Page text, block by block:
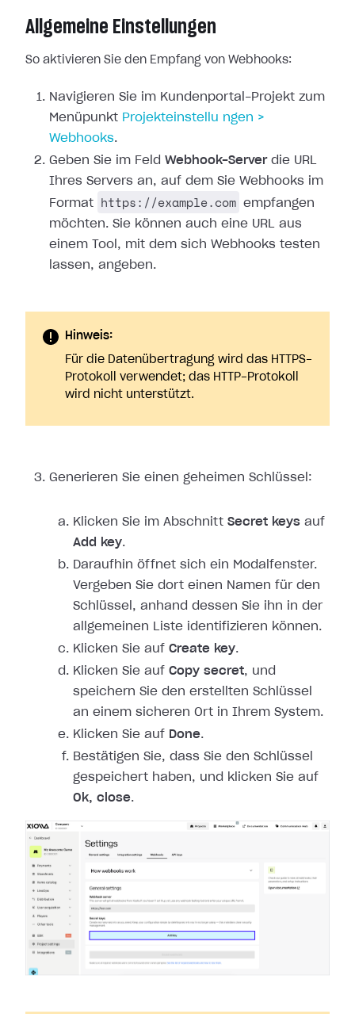
Allgemeine Einstellungen
So aktivieren Sie den Empfang von Webhooks:
Navigieren Sie im Kundenportal-Projekt zum
Menüpunkt Projekteinstellu ngen >
Webhooks.
Geben Sie im Feld Webhook-Serverdie URL
Ihres Servers an, auf dem Sie Webhooks im
Format
https://example.com empfangen
möchten. Sie können auch eine URL aus
einem Tool, mit dem sich Webhooks testen
lassen, angeben.
Hinweis:
Für die Datenübertragung wird das HTTPS-
Protokoll verwendet; das HTTP-Protokoll
wird nicht unterstützt.
Generieren Sie einen geheimen Schlüssel:
Klicken Sie im Abschnitt Secret keys auf
Add key.
Daraufhin öffnet sich ein Modalfenster.
Vergeben Sie dort einen Namen für den
Schlüssel, anhand dessen Sie ihn in der
allgemeinen Liste identifizieren können.
Klicken Sie auf Create key.
Klicken Sie auf Copy secret, und
speichern Sie den erstellten Schlüssel
an einem sicheren Ort in Ihrem System.
Klicken Sie auf Done.
Bestätigen Sie, dass Sie den Schlüssel
gespeichert haben, und klicken Sie auf
Ok, close.